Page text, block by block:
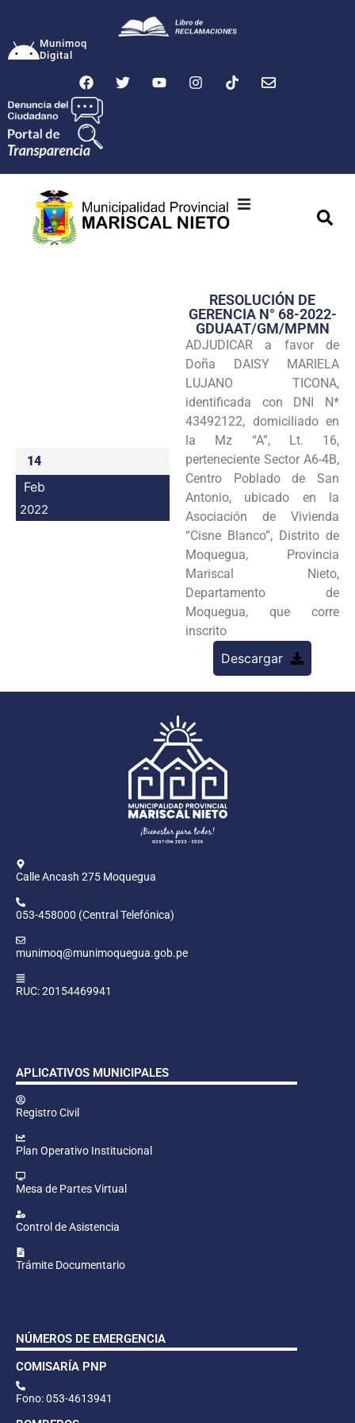
Munimoq
Digital
Transparencia
Seguridad
Programas
Intranet
14
Feb
2022
RESOLUCIÓN DE
GERENCIA N° 68-2022-
GDUAAT/GM/MPMN
ADJUDICAR a favor de
Doña DAISY MARIELA
LUJANO TICONA,
identificada con DNI N*
43492122, domiciliado en
la Mz “A”, Lt. 16,
perteneciente Sector A6-4B,
Centro Poblado de San
Antonio, ubicado en la
Asociación de Vivienda
“Cisne Blanco”, Distrito de
Moquegua, Provincia
Mariscal Nieto,
Departamento de
Moquegua, que corre
inscrito
Descargar
Calle Ancash 275 Moquegua
053-458000 (Central Telefónica)
munimoq@munimoquegua.gob.pe
RUC: 20154469941
APLICATIVOS MUNICIPALES
Registro Civil
Plan Operativo Institucional
Mesa de Partes Virtual
Control de Asistencia
Trámite Documentario
NÚMEROS DE EMERGENCIA
COMISARÍA PNP
Fono: 053-4613941